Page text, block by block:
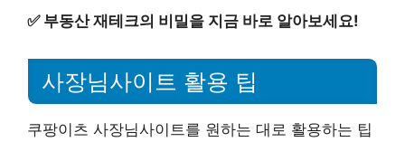
✅ 부동산 재테크의 비밀을 지금 바로 알아보세요!
사장님사이트 활용 팁
쿠팡이츠 사장님사이트를 원하는 대로 활용하는 팁